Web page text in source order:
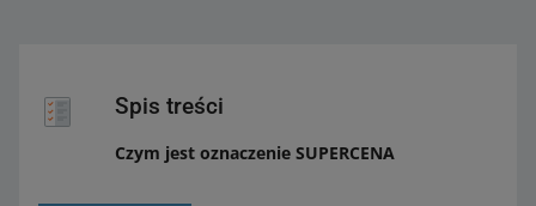
Spis treści
Czym jest oznaczenie SUPERCENA